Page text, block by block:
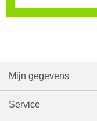
Mijn gegevens
Service